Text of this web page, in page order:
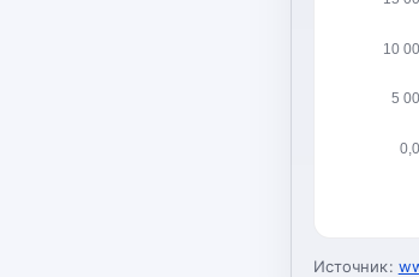
5
10
Источник: